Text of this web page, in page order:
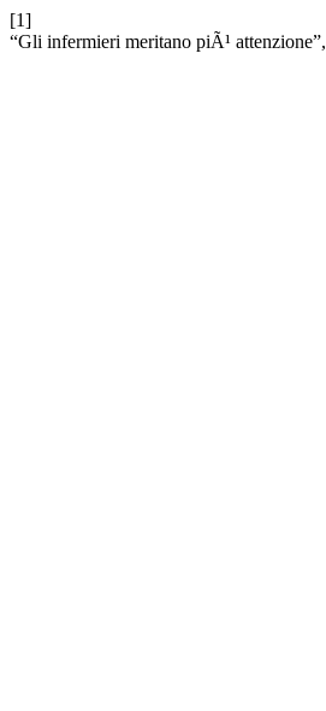
[1]
“Gli infermieri meritano piÃ¹ attenzione”,